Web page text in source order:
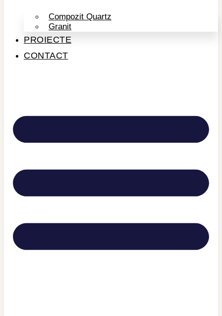
Compozit Quartz
Granit
PROIECTE
CONTACT